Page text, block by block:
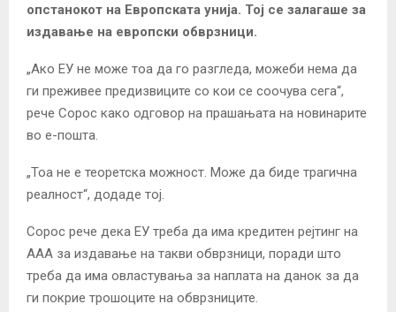
опстанокот на Европската унија. Тој се залагаше за
издавање на европски обврзници.
„Ако ЕУ не може тоа да го разгледа, можеби нема да
ги преживее предизвиците со кои се соочува сега“,
рече Сорос како одговор на прашањата на новинарите
во е-пошта.
„Тоа не е теоретска можност. Може да биде трагична
реалност“, додаде тој.
Сорос рече дека ЕУ треба да има кредитен рејтинг на
ААА за издавање на такви обврзници, поради што
треба да има овластувања за наплата на данок за да
ги покрие трошоците на обврзниците.